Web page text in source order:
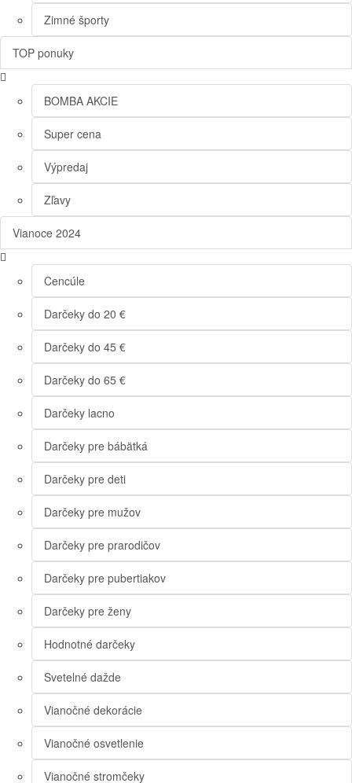
Zimné športy
TOP ponuky
BOMBA AKCIE
Super cena
Výpredaj
Zľavy
Vianoce 2024
Cencúle
Darčeky do 20 €
Darčeky do 45 €
Darčeky do 65 €
Darčeky lacno
Darčeky pre bábätká
Darčeky pre deti
Darčeky pre mužov
Darčeky pre prarodičov
Darčeky pre pubertiakov
Darčeky pre ženy
Hodnotné darčeky
Svetelné dažde
Vianočné dekorácie
Vianočné osvetlenie
Vianočné stromčeky